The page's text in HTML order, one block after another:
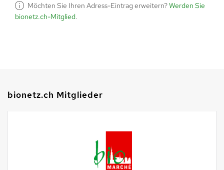
Möchten Sie Ihren Adress-Eintrag erweitern?Werden Sie
bionetz.ch-Mitglied.
bionetz.ch Mitglieder